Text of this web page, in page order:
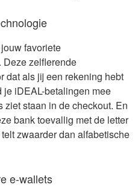
favoriete
Deze zelflerende
dat als jij een rekening hebt
je iDEAL-betalingen mee
ziet staan in de checkout. En
bank toevallig met de letter
zwaarder dan alfabetische
e-wallets